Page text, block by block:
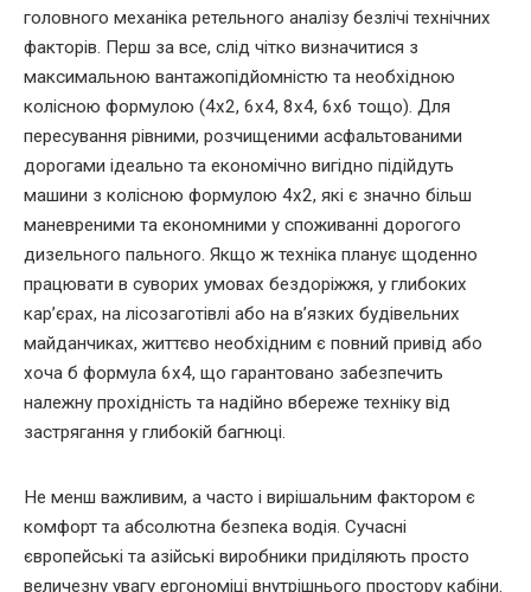
головного механіка ретельного аналізу безлічі технічних
факторів. Перш за все, слід чітко визначитися з
максимальною вантажопідйомністю та необхідною
колісною формулою (4х2, 6х4, 8х4, 6х6 тощо). Для
пересування рівними, розчищеними асфальтованими
дорогами ідеально та економічно вигідно підійдуть
машини з колісною формулою 4х2, які є значно більш
маневреними та економними у споживанні дорогого
дизельного пального. Якщо ж техніка планує щоденно
працювати в суворих умовах бездоріжжя, у глибоких
кар’єрах, на лісозаготівлі або на в’язких будівельних
майданчиках, життєво необхідним є повний привід або
хоча б формула 6х4, що гарантовано забезпечить
належну прохідність та надійно вбереже техніку від
застрягання у глибокій багнюці.
Не менш важливим, а часто і вирішальним фактором є
комфорт та абсолютна безпека водія. Сучасні
європейські та азійські виробники приділяють просто
величезну увагу ергономіці внутрішнього простору кабіни.